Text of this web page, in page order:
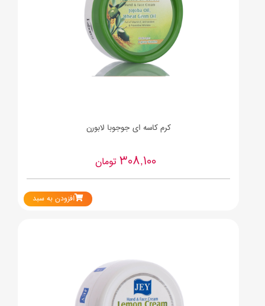
کرم کاسه ای جوجوبا لابورن
308,100تومان
افزودن به سبد